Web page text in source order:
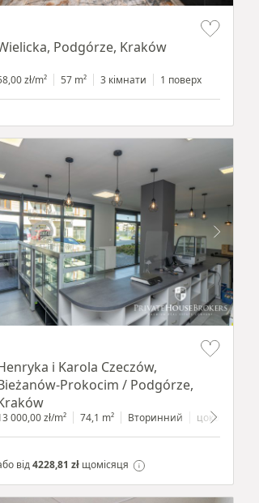
Podgórze, Kraków
zł/m² 57 m² 3 кімнати 1 поверх
з вітриною
i Karola Czeczów,
Prokocim / Podgórze,
000,00 zł/m² 74,1 m² Вторинний цокольний
від4228,81 zł щомісяця